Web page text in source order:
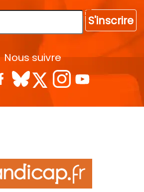
S'inscrire
Nous suivre